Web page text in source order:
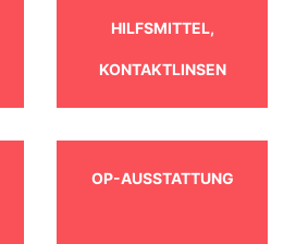
HILFSMITTEL,
KONTAKTLINSEN
OP-AUSSTATTUNG